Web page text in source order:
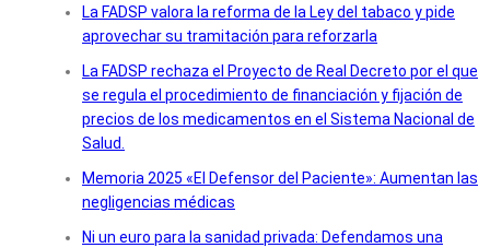
La FADSP valora la reforma de la Ley del tabaco y pide
aprovechar su tramitación para reforzarla
La FADSP rechaza el Proyecto de Real Decreto por el que
se regula el procedimiento de financiación y fijación de
precios de los medicamentos en el Sistema Nacional de
Salud.
Memoria 2025 «El Defensor del Paciente»: Aumentan las
negligencias médicas
Ni un euro para la sanidad privada: Defendamos una